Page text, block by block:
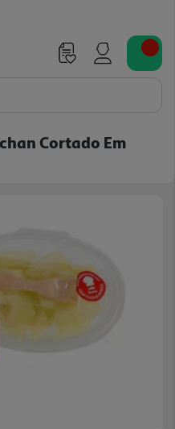
Cortado Em